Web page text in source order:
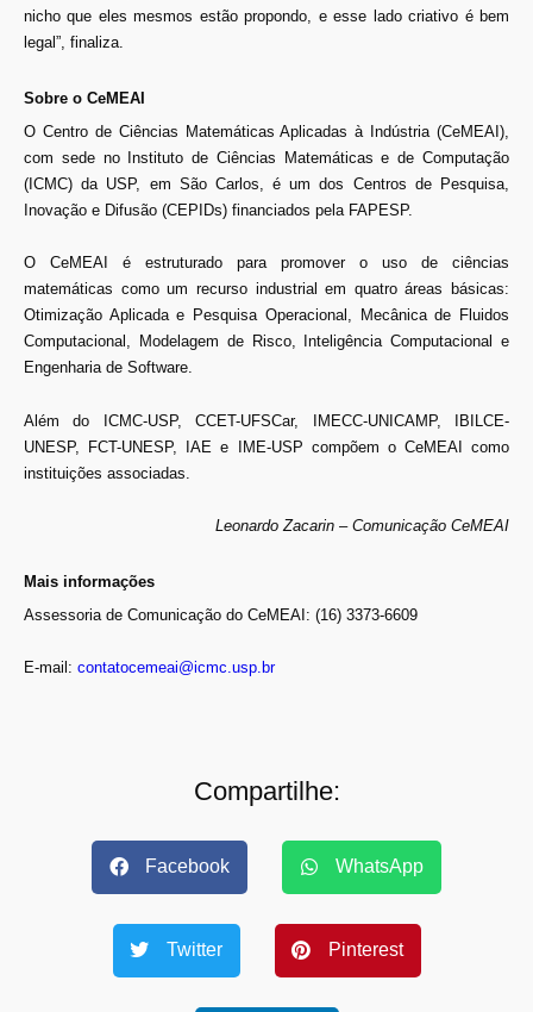
nicho que eles mesmos estão propondo, e esse lado criativo é bem
legal”, finaliza.
Sobre o CeMEAI
O Centro de Ciências Matemáticas Aplicadas à Indústria (CeMEAI),
com sede no Instituto de Ciências Matemáticas e de Computação
(ICMC) da USP, em São Carlos, é um dos Centros de Pesquisa,
Inovação e Difusão (CEPIDs) financiados pela FAPESP.
O CeMEAI é estruturado para promover o uso de ciências
matemáticas como um recurso industrial em quatro áreas básicas:
Otimização Aplicada e Pesquisa Operacional, Mecânica de Fluidos
Computacional, Modelagem de Risco, Inteligência Computacional e
Engenharia de Software.
Além do ICMC-USP, CCET-UFSCar, IMECC-UNICAMP, IBILCE-
UNESP, FCT-UNESP, IAE e IME-USP compõem o CeMEAI como
instituições associadas.
Leonardo Zacarin – Comunicação CeMEAI
Mais informações
Assessoria de Comunicação do CeMEAI: (16) 3373-6609
E-mail: contatocemeai@icmc.usp.br
Compartilhe:
Facebook WhatsApp
Twitter Pinterest